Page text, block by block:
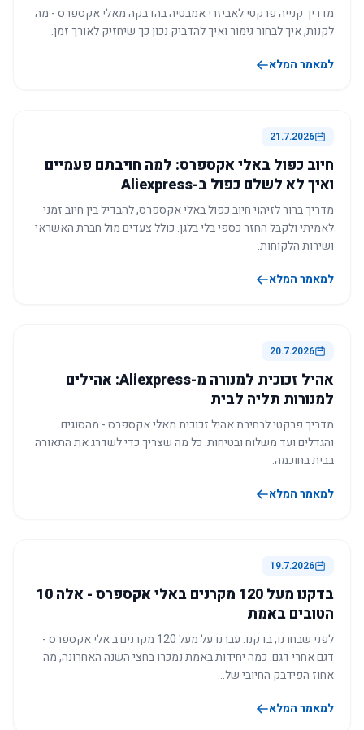
מדריך קנייה פרקטי לאביזרי אמבטיה בהדבקה מאלי אקספרס - מה
לקנות, איך לבחור גימור ואיך להדביק נכון כך שיחזיק לאורך זמן.
למאמר המלא
21.7.2026
חיוב כפול באלי אקספרס: למה חויבתם פעמיים
ואיך לא לשלם כפול ב-Aliexpress
מדריך ברור לזיהוי חיוב כפול באלי אקספרס, להבדיל בין חיוב זמני
לאמיתי ולקבל החזר כספי בלי בלגן. כולל צעדים מול חברת האשראי
ושירות הלקוחות.
למאמר המלא
20.7.2026
אהיל זכוכית למנורה מ-Aliexpress: אהילים
למנורות תליה לבית
מדריך פרקטי לבחירת אהיל זכוכית מאלי אקספרס - מהסוגים
והגדלים ועד משלוח ובטיחות. כל מה שצריך כדי לשדרג את התאורה
בבית בחוכמה.
למאמר המלא
19.7.2026
בדקנו מעל 120 מקרנים באלי אקספרס - אלה 10
הטובים באמת
לפני שבחרנו, בדקנו. עברנו על מעל 120 מקרנים ב אלי אקספרס -
דגם אחרי דגם: כמה יחידות באמת נמכרו בחצי השנה האחרונה, מה
אחוז הפידבק החיובי של…
למאמר המלא